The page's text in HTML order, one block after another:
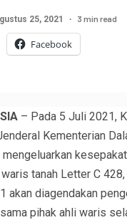
25, 2021 3 min read
Facebook
– Pada 5 Juli 2021,
Kementerian
tanah Letter C
akan diagendakan
pihak ahli waris